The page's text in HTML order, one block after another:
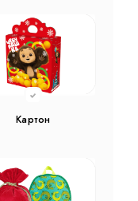
Картон